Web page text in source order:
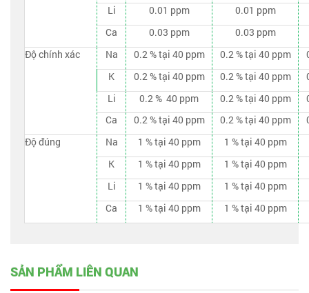
Li
0.01 ppm
0.01 ppm
Ca
0.03 ppm
0.03 ppm
Độ chính xác
Na 0.2 % tại 40 ppm 0.2 % tại 40 ppm
K
0.2 % tại 40 ppm 0.2 % tại 40 ppm
Li
0.2 % 40 ppm 0.2 % tại 40 ppm
Ca
0.2 % tại 40 ppm 0.2 % tại 40 ppm
Độ đúng
Na 1 % tại 40 ppm
1 % tại 40 ppm
K
1 % tại 40 ppm
1 % tại 40 ppm
Li
1 % tại 40 ppm
1 % tại 40 ppm
Ca
1 % tại 40 ppm 1 % tại 40 ppm
SẢN PHẨM LIÊN QUAN